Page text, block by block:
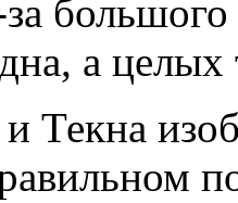
большого
а
Текна